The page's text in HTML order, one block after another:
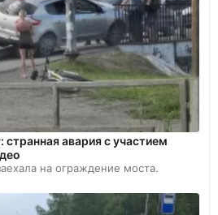
странная авария с участием
на ограждение моста.